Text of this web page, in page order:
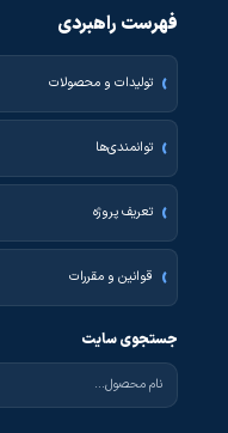
فهرست راهبردی
تولیدات و محصولات
توانمندی‌ها
تعریف پروژه
قوانین و مقررات
جستجوی سایت